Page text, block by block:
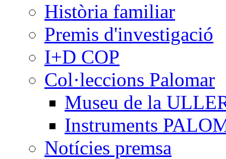
Història familiar
Premis d'investigació
I+D COP
Col·leccions Palomar
Museu de la
Instruments
Notícies premsa